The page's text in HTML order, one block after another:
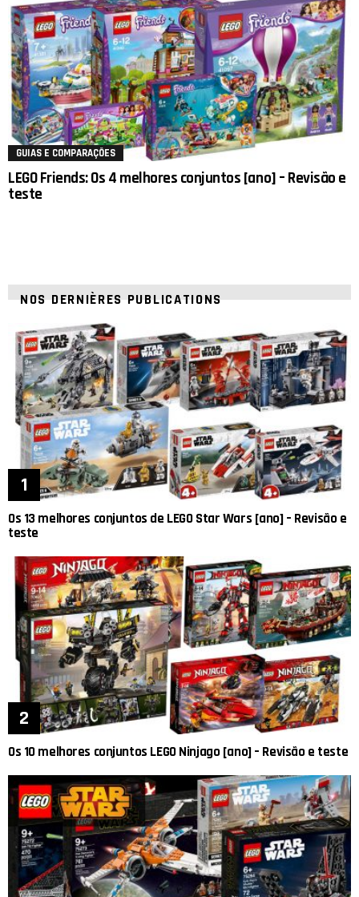
GUIAS E COMPARAÇÕES
LEGO Friends: Os 4 melhores conjuntos [ano] – Revisão e
teste
NOS DERNIÈRES PUBLICATIONS
Os 13 melhores conjuntos de LEGO Star Wars [ano] – Revisão e
teste
Os 10 melhores conjuntos LEGO Ninjago [ano] – Revisão e teste